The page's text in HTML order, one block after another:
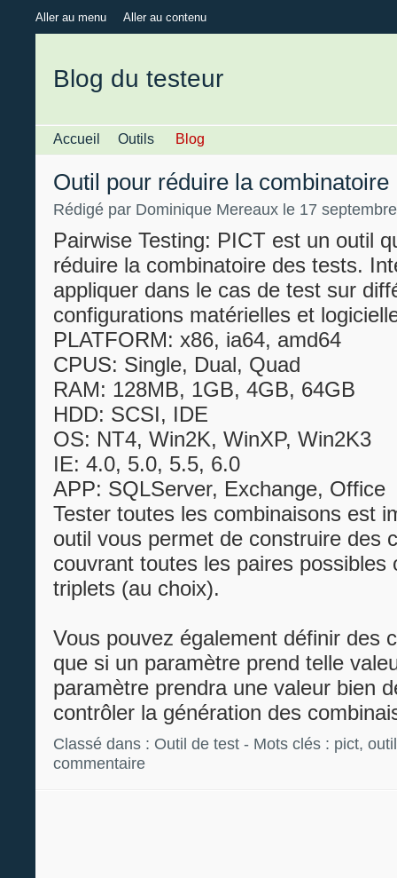
Aller au menu Aller au contenu
Blog du testeur
Accueil Outils Blog
Outil pour réduire la combinatoire
Rédigé par Dominique Mereaux le 17
Pairwise Testing: PICT est un outil
réduire la combinatoire des tests.
appliquer dans le cas de test sur
configurations matérielles et
PLATFORM: x86, ia64, amd64
CPUS: Single, Dual, Quad
RAM: 128MB, 1GB, 4GB, 64GB
HDD: SCSI, IDE
OS: NT4, Win2K, WinXP, Win2K3
IE: 4.0, 5.0, 5.5, 6.0
APP: SQLServer, Exchange, Office
Tester toutes les combinaisons est
outil vous permet de construire des
couvrant toutes les paires possibles
triplets (au choix).
Vous pouvez également définir des
que si un paramètre prend telle
paramètre prendra une valeur bien
contrôler la génération des
Classé dans : Outil de test - Mots clés : pict,
commentaire